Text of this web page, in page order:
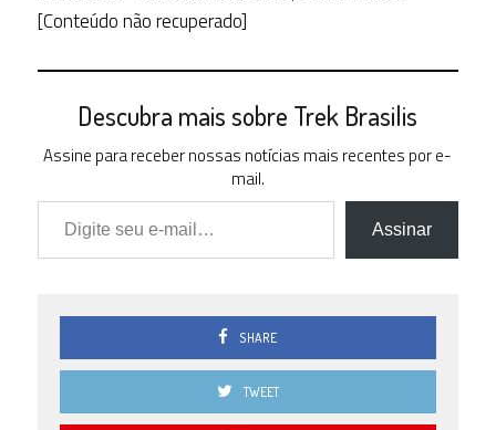
[Conteúdo não recuperado]
Descubra mais sobre Trek Brasilis
Assine para receber nossas notícias mais recentes por e-
mail.
Digite seu e-mail…
Assinar
SHARE
TWEET